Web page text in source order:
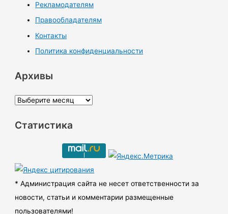
Рекламодателям
Правообладателям
Контакты
Политика конфиденциальности
Архивы
А
х
ы
Статистика
* Администрация сайта не несет ответственности за
новости, статьи и комментарии размещенные
пользователями!